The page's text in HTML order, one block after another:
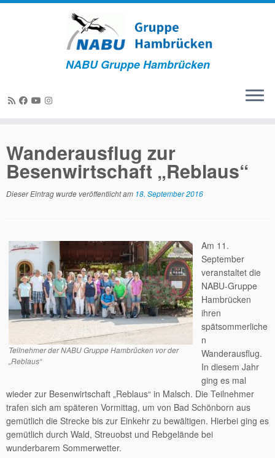
Inhalt
springen
NABU Gruppe Hambrücken
Wanderausflug zur
Besenwirtschaft „Reblaus“
Dieser Eintrag wurde veröffentlicht am 18. September 2016
Teilnehmer der NABU Gruppe Hambrücken vor der
„Reblaus“
Am 11.
September
veranstaltet die
NABU-Gruppe
Hambrücken
ihren
spätsommerliche
n
Wanderausflug.
In diesem Jahr
ging es mal
wieder zur Besenwirtschaft „Reblaus“ in Malsch. Die Teilnehmer
trafen sich am späteren Vormittag, um von Bad Schönborn aus
gemütlich die Strecke bis zur Einkehr zu bewältigen. Hierbei ging es
gemütlich durch Wald, Streuobst und Rebgelände bei
wunderbarem Sommerwetter.